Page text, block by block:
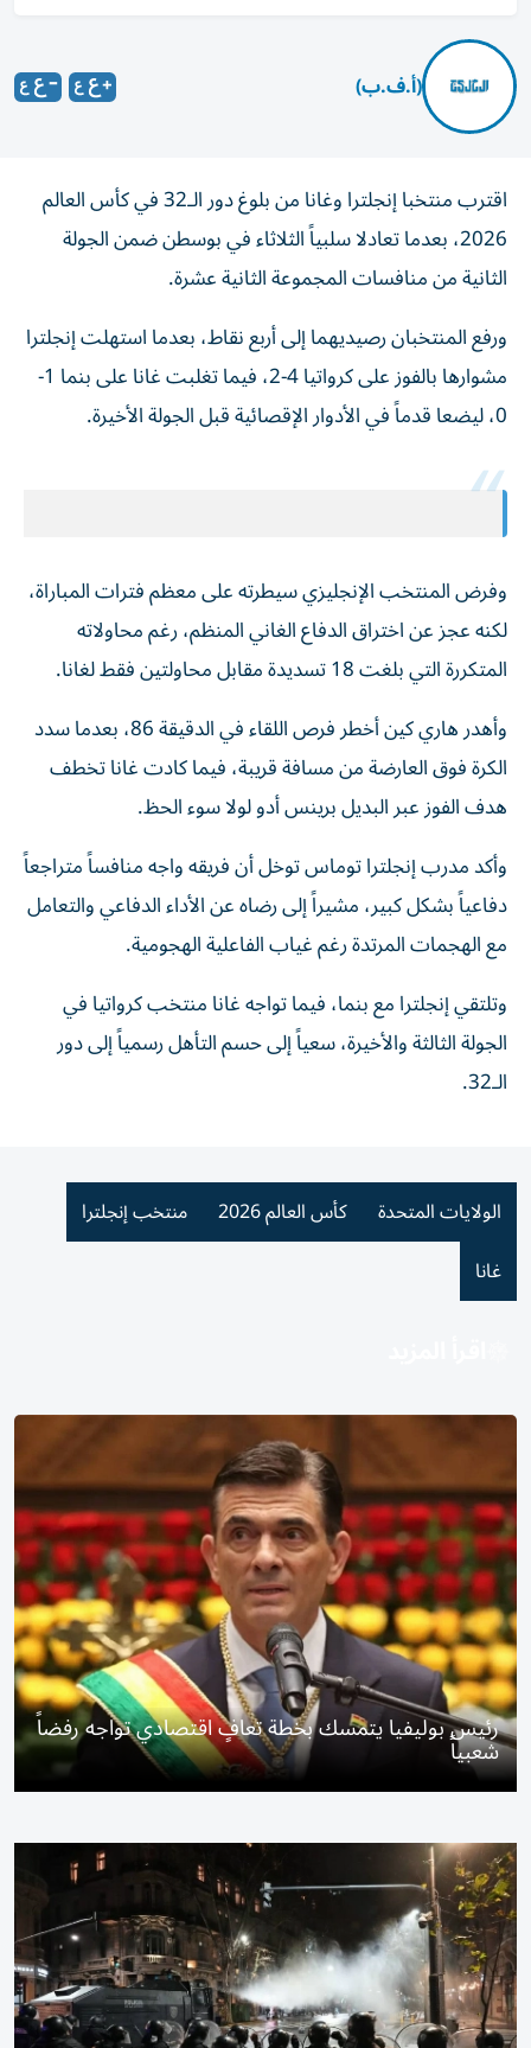
(أ.ف.ب)
اقترب منتخبا إنجلترا وغانا من بلوغ دور الـ32 في كأس العالم
2026، بعدما تعادلا سلبياً الثلاثاء في بوسطن ضمن الجولة
الثانية من منافسات المجموعة الثانية عشرة.
ورفع المنتخبان رصيديهما إلى أربع نقاط، بعدما استهلت إنجلترا
مشوارها بالفوز على كرواتيا 4-2، فيما تغلبت غانا على بنما 1-
0، ليضعا قدماً في الأدوار الإقصائية قبل الجولة الأخيرة.
وفرض المنتخب الإنجليزي سيطرته على معظم فترات المباراة،
لكنه عجز عن اختراق الدفاع الغاني المنظم، رغم محاولاته
المتكررة التي بلغت 18 تسديدة مقابل محاولتين فقط لغانا.
وأهدر هاري كين أخطر فرص اللقاء في الدقيقة 86، بعدما سدد
الكرة فوق العارضة من مسافة قريبة، فيما كادت غانا تخطف
هدف الفوز عبر البديل برينس أدو لولا سوء الحظ.
وأكد مدرب إنجلترا توماس توخل أن فريقه واجه منافساً متراجعاً
دفاعياً بشكل كبير، مشيراً إلى رضاه عن الأداء الدفاعي والتعامل
مع الهجمات المرتدة رغم غياب الفاعلية الهجومية.
وتلتقي إنجلترا مع بنما، فيما تواجه غانا منتخب كرواتيا في
الجولة الثالثة والأخيرة، سعياً إلى حسم التأهل رسمياً إلى دور
الـ32.
الولايات المتحدة كأس العالم 2026
منتخب إنجلترا
غانا
رئيس بوليفيا يتمسك بخطة تعافٍ اقتصادي تواجه رفضاً
شعبياً